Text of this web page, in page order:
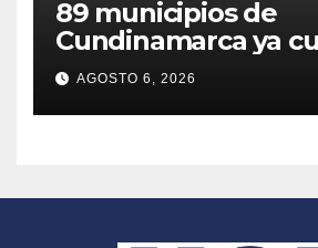
89 municipios de
Cundinamarca ya
con planes de
para afrontar el
de El Niño
AGOSTO 6, 2026